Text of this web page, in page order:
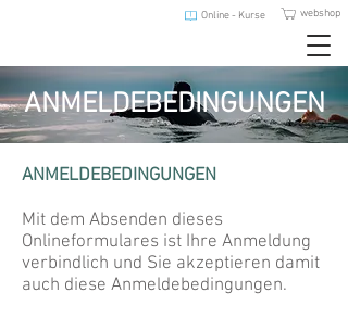
webshop
Online - Kurse
ANMELDEBEDINGUNGEN
ANMELDEBEDINGUNGEN
Mit dem Absenden dieses
Onlineformulares ist Ihre Anmeldung
verbindlich und Sie akzeptieren damit
auch diese Anmeldebedingungen.